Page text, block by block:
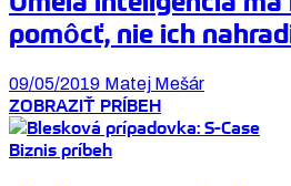
pomôcť, nie ich
09/05/2019 Matej Mešár
ZOBRAZIŤ PRÍBEH
Biznis príbeh